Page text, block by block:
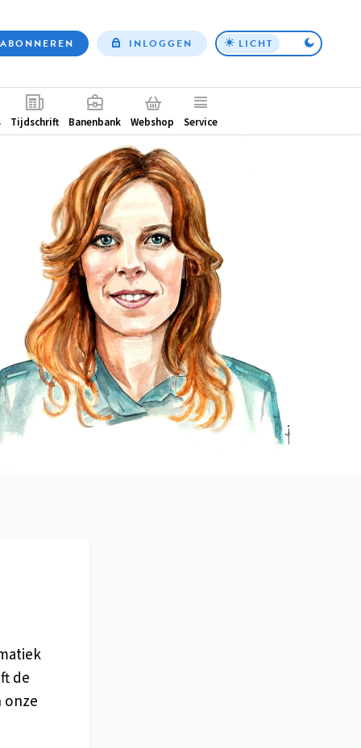
Top
ABONNEREN INLOGGEN LICHT
Tijdschrift Banenbank Webshop Service
de
onze